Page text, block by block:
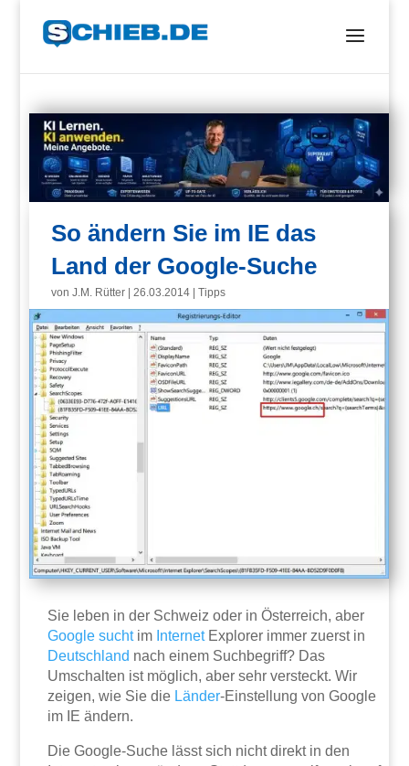
So ändern Sie im IE das
Land der Google-Suche
vonJ.M. Rütter |26.03.2014 |Tipps
Sie leben in der Schweiz oder in Österreich, aber
Google suchtim InternetExplorer immer zuerst in
Deutschland nach einem Suchbegriff? Das
Umschalten ist möglich, aber sehr versteckt. Wir
zeigen, wie Sie die Länder-Einstellung von Google
im IE ändern.
Die Google-Suche lässt sich nicht direkt in den